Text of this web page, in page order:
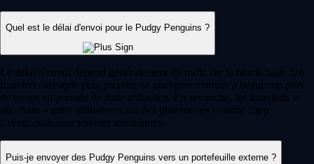
Quel est le délai d'envoi pour le Pudgy Penguins ?
Le délai d'envoi dépend généralement du trafic sur la blockchain. Un
transfert classique peut prendre de quelques minutes à beaucoup plus
de temps en période de forte affluence. En revanche, les transferts «
off-chain » entre utilisateurs sur des plateformes comme l'app
Crypto.com sont souvent instantanés.
Puis-je envoyer des Pudgy Penguins vers un portefeuille externe ?